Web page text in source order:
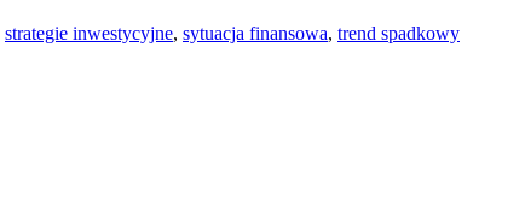
strategie inwestycyjne, sytuacja finansowa, trend spadkowy